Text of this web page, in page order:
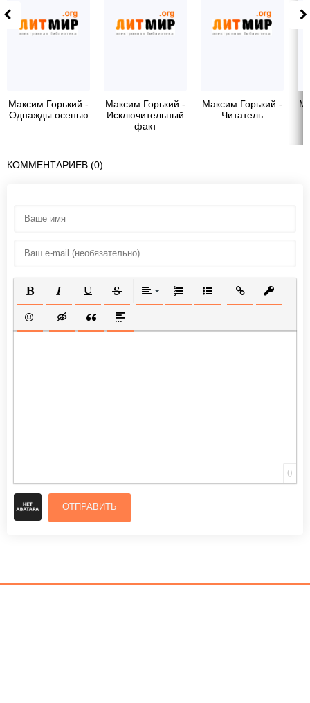
Максим Горький -
Однажды осенью
Максим Горький -
Исключительный
факт
Максим Горький -
Читатель
КОММЕНТАРИЕВ (0)
ПОЛУЖИРНЫЙ
КУРСИВПОДЧЕРКНУТЫЙ
ЗАЧЕРКНУТЫЙВЫРАВНИВАНИЕ
НУМЕРОВАННЫЙ СПИСОК
МАРКИРОВАННЫЙ
ВСТАВИТЬ
ВСТАВИТЬ СМАЙЛИК
ВСТАВКА СКРЫТОГО ТЕКСТА
ВСТАВКА ЦИТАТЫ
ВСТАВКА СПОЙЛЕРА
0
ОТПРАВИТЬ